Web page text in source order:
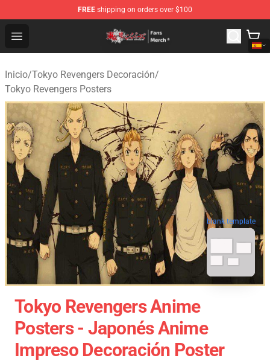
FREE shipping on orders over $100
Open menu
Tokyo Revengers Store - Official Tokyo Revengers
Inicio/Tokyo Revengers Decoración/
Tokyo Revengers Posters
blank template
Tokyo Revengers Anime
Posters - Japonés Anime
Impreso Decoración Poster